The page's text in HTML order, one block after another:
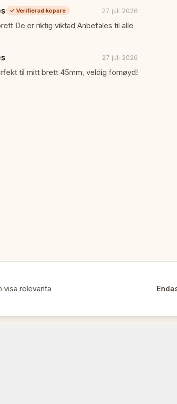
Färgglatt lagschack
Roligt fritidsspel
✓ Verifierad köpare 27 juli 2026
De er riktig viktad Anbefales til alle
27 juli 2026
til mitt brett 45mm, veldig fornøyd!
visa relevanta